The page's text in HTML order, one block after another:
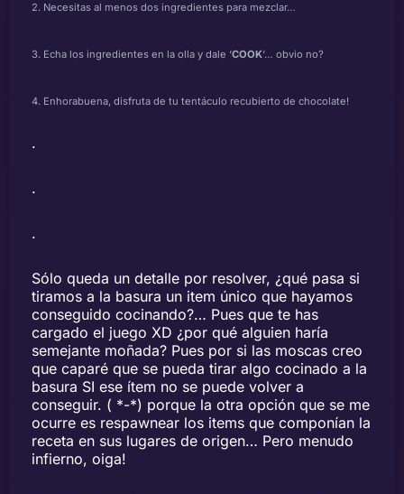
2. Necesitas al menos dos ingredientes para mezclar…
3. Echa los ingredientes en la olla y dale ‘COOK‘… obvio no?
4. Enhorabuena, disfruta de tu tentáculo recubierto de chocolate!
.
.
.
Sólo queda un detalle por resolver, ¿qué pasa si
tiramos a la basura un item único que hayamos
conseguido cocinando?… Pues que te has
cargado el juego XD ¿por qué alguien haría
semejante moñada? Pues por si las moscas creo
que caparé que se pueda tirar algo cocinado a la
basura SI ese ítem no se puede volver a
conseguir. ( *-*) porque la otra opción que se me
ocurre es respawnear los items que componían la
receta en sus lugares de origen… Pero menudo
infierno, oiga!